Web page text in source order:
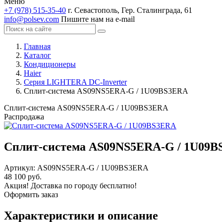
+7 (978) 515-35-40 г. Севастополь, Гер. Сталинграда, 61
info@polsev.com Пишите нам на e-mail
Главная
Каталог
Кондиционеры
Haier
Серия LIGHTERA DC-Inverter
Сплит-система AS09NS5ERA-G / 1U09BS3ERA
Сплит-система AS09NS5ERA-G / 1U09BS3ERA
Распродажа
Сплит-система AS09NS5ERA-G /
Артикул: AS09NS5ERA-G / 1U09BS3ERA
48 100 руб.
Акция! Доставка по городу бесплатно!
Оформить заказ
Характеристики и описание